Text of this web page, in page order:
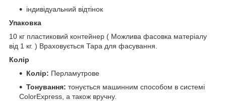
індивідуальний відтінок
Упаковка
10 кг пластиковий контейнер ( Можлива фасовка матеріалу
від 1 кг. ) Враховується Тара для фасування.
Колір
Колір: Перламутрове
Тонування: тонується машинним способом в системі
ColorExpress, а також вручну.